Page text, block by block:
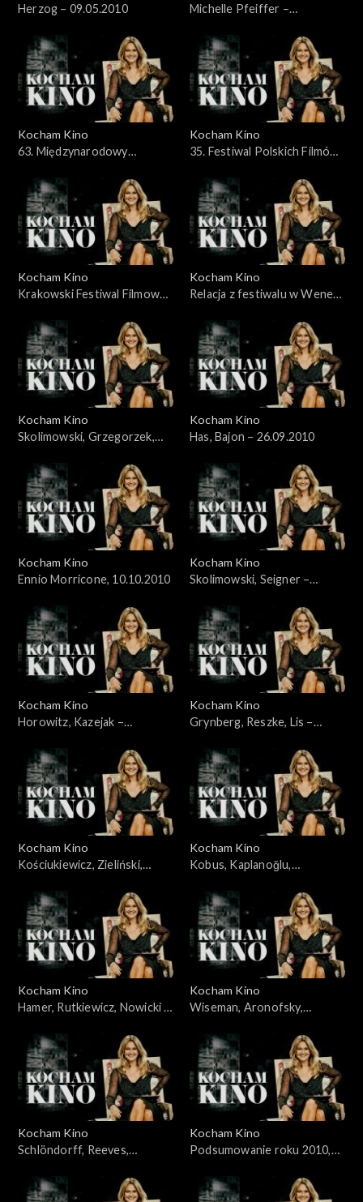
Herzog – 09.05.2010
Michelle Pfeiffer –
Kocham Kino
63. Międzynarodowy
2010 - 23.05.2010
Kocham Kino
35. Festiwal Polskich Filmów
Kocham Kino
Krakowski Festiwal Filmowy
Kocham Kino
Relacja z festiwalu w Wenecji
Kocham Kino
Skolimowski, Grzegorzek,
Kocham Kino
Has, Bajon – 26.09.2010
Kocham Kino
Ennio Morricone, 10.10.2010
Kocham Kino
Skolimowski, Seigner –
Kocham Kino
Horowitz, Kazejak –
Kocham Kino
Grynberg, Reszke, Lis –
Kocham Kino
Kościukiewicz, Zieliński,
Kocham Kino
Kobus, Kaplanoğlu,
21.11.2010
Kocham Kino
Hamer, Rutkiewicz, Nowicki –
Kocham Kino
Wiseman, Aronofsky,
Kocham Kino
Schlöndorff, Reeves,
Kocham Kino
Podsumowanie roku 2010,
10.01.2011